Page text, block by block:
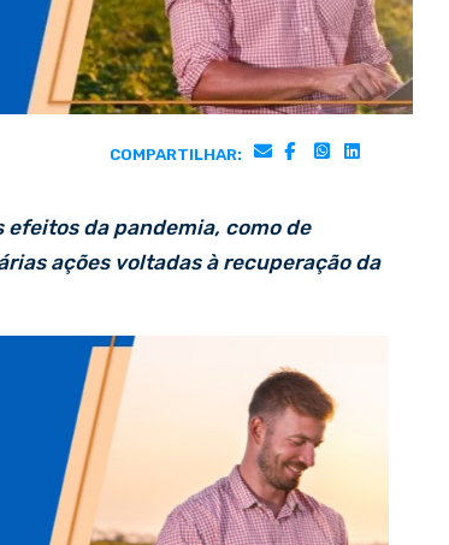
COMPARTILHAR:
da pandemia, como de
ações voltadas à recuperação da